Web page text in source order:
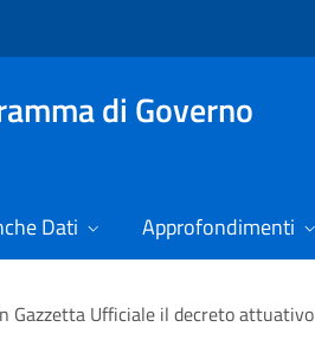
di Governo
Dati Approfondimenti
Gazzetta Ufficiale il decreto attuativo